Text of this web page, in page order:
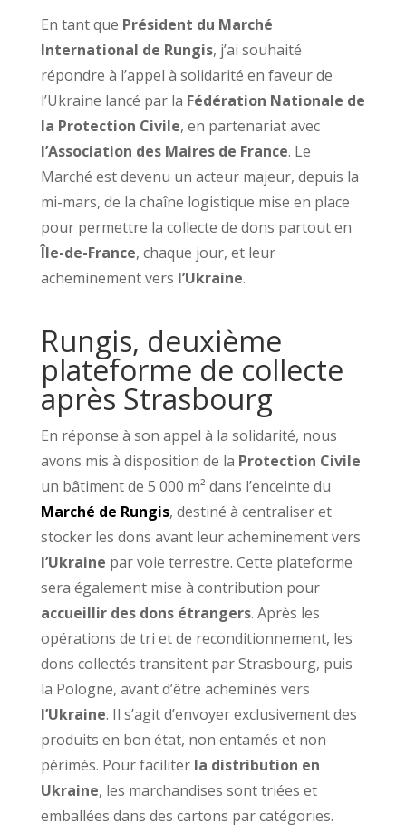
En tant que Président du Marché
International de Rungis, j’ai souhaité
répondre à l’appel à solidarité en faveur de
l’Ukraine lancé par la Fédération Nationale de
la Protection Civile, en partenariat avec
l’Association des Maires de France. Le
Marché est devenu un acteur majeur, depuis la
mi-mars, de la chaîne logistique mise en place
pour permettre la collecte de dons partout en
Île-de-France, chaque jour, et leur
acheminement vers l’Ukraine.
Rungis, deuxième
plateforme de collecte
après Strasbourg
En réponse à son appel à la solidarité, nous
avons mis à disposition de la Protection Civile
un bâtiment de 5 000 m² dans l’enceinte du
Marché de Rungis, destiné à centraliser et
stocker les dons avant leur acheminement vers
l’Ukraine par voie terrestre. Cette plateforme
sera également mise à contribution pour
accueillir des dons étrangers. Après les
opérations de tri et de reconditionnement, les
dons collectés transitent par Strasbourg, puis
la Pologne, avant d’être acheminés vers
l’Ukraine. Il s’agit d’envoyer exclusivement des
produits en bon état, non entamés et non
périmés. Pour faciliter la distribution en
Ukraine, les marchandises sont triées et
emballées dans des cartons par catégories.